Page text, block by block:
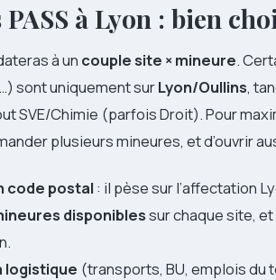
à Lyon : bien
à un couple site × mineure.
sont uniquement surLyon/Oullins,
SVE/Chimie (parfois Droit). Pour
plusieurs mineures, et d’ouvrir
code postal : il pèse sur l’affectation
disponiblessur chaque site, et
logistique (transports, BU, emplois du